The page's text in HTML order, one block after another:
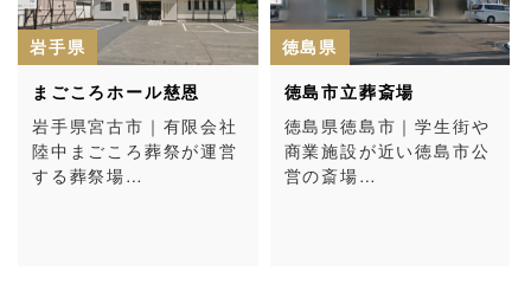
岩手県
まごころホール慈恩
岩手県宮古市｜有限会社
陸中まごころ葬祭が運営
する葬祭場…
徳島県
徳島市立葬斎場
徳島県徳島市｜学生街や
商業施設が近い徳島市公
営の斎場…